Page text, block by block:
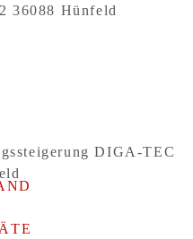
36088 Hünfeld